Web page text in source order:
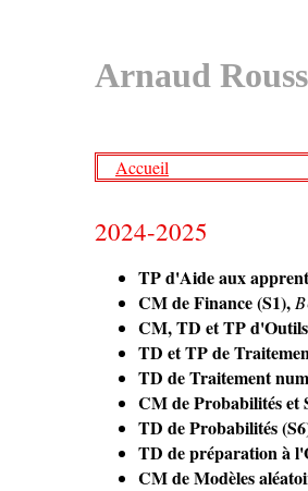
Arnaud
Accueil
2024-2025
TP d'Aide aux
CM de Finance (S1),
CM, TD et TP
TD et TP de
TD de Traitement
CM de Probabilités et
TD de Probabilités
TD de préparation à
CM de Modèles